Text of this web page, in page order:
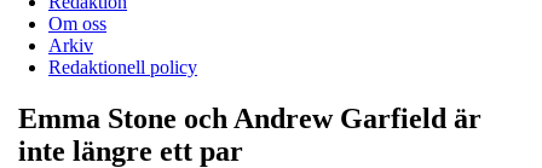
Om oss
Arkiv
Redaktionell policy
Emma Stone och Andrew Garfield är
inte längre ett par